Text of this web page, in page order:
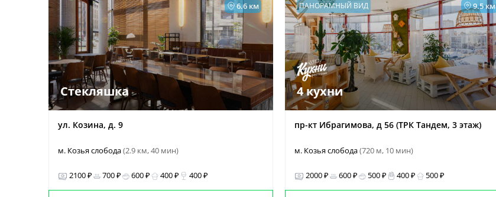
6.6 км
Стекляшка
ул. Козина, д. 9
м. Козья слобода(2.9 км, 40 мин)
2100 ₽ 700 ₽ 600 ₽ 400 ₽ 400 ₽
9.5 км
ПАНОРАМНЫЙ ВИД
4 кухни
пр-кт Ибрагимова, д 56 (ТРК Тандем, 3 этаж)
м. Козья слобода(720 м, 10 мин)
2000 ₽ 600 ₽ 500 ₽ 400 ₽ 500 ₽